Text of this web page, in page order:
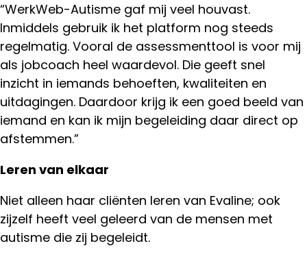
“WerkWeb-Autisme gaf mij veel houvast.
Inmiddels gebruik ik het platform nog steeds
regelmatig. Vooral de assessmenttool is voor mij
als jobcoach heel waardevol. Die geeft snel
inzicht in iemands behoeften, kwaliteiten en
uitdagingen. Daardoor krijg ik een goed beeld van
iemand en kan ik mijn begeleiding daar direct op
afstemmen.”
Leren van elkaar
Niet alleen haar cliënten leren van Evaline; ook
zijzelf heeft veel geleerd van de mensen met
autisme die zij begeleidt.